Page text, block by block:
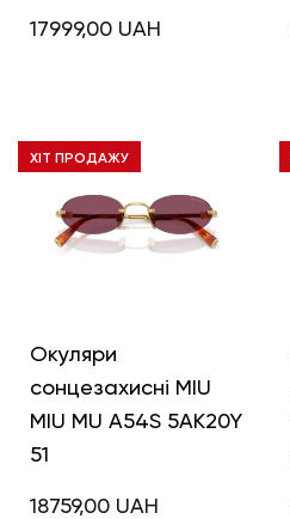
17999,00 UAH
ХІТ ПРОДАЖУ
Окуляри
сонцезахисні MIU
MIU MU A54S 5AK20Y
51
18759,00 UAH